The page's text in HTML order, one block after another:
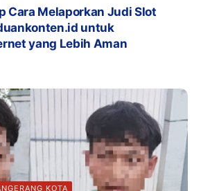
Cara Melaporkan Judi Slot
untuk
yang Lebih Aman
KOTA